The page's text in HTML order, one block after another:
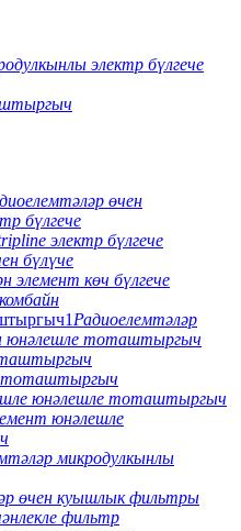
электр бүлгече
өчен
бүлгече
электр бүлгече
бүлүче
элемент көч бүлгече
Радиоелемтәләр
юнәлешле тоташтыргыч
тоташтыргыч
юнәлешле тоташтыргыч
юнәлешле
микродулкынлы
өчен куышлык фильтры
фильтр